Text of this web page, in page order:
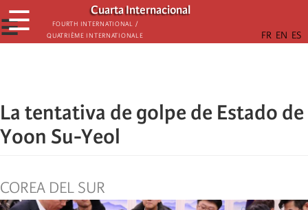
Skip
to
main
Cuarta Internacional
Fourth International /
Quatrième internationale
☰
☰
La tentativa de golpe de Estado de
Yoon Su-Yeol
COREA DEL SUR